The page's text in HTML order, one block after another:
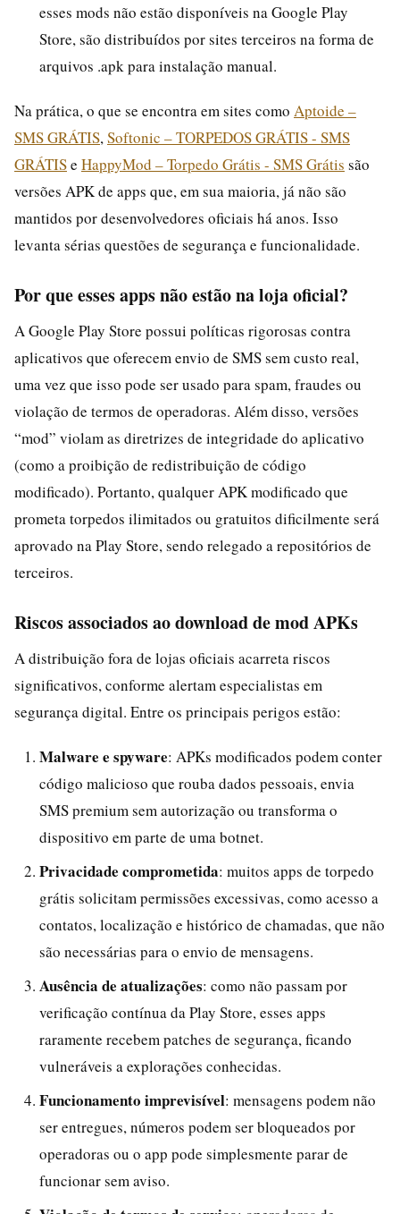
esses mods não estão disponíveis na Google Play
Store, são distribuídos por sites terceiros na forma de
arquivos .apk para instalação manual.
Na prática, o que se encontra em sites como Aptoide –
SMS GRÁTIS, Softonic – TORPEDOS GRÁTIS - SMS
GRÁTISe HappyMod – Torpedo Grátis - SMS Grátis são
versões APK de apps que, em sua maioria, já não são
mantidos por desenvolvedores oficiais há anos. Isso
levanta sérias questões de segurança e funcionalidade.
Por que esses apps não estão na loja oficial?
A Google Play Store possui políticas rigorosas contra
aplicativos que oferecem envio de SMS sem custo real,
uma vez que isso pode ser usado para spam, fraudes ou
violação de termos de operadoras. Além disso, versões
“mod” violam as diretrizes de integridade do aplicativo
(como a proibição de redistribuição de código
modificado). Portanto, qualquer APK modificado que
prometa torpedos ilimitados ou gratuitos dificilmente será
aprovado na Play Store, sendo relegado a repositórios de
terceiros.
Riscos associados ao download de mod APKs
A distribuição fora de lojas oficiais acarreta riscos
significativos, conforme alertam especialistas em
segurança digital. Entre os principais perigos estão:
Malware e spyware: APKs modificados podem conter
código malicioso que rouba dados pessoais, envia
SMS premium sem autorização ou transforma o
dispositivo em parte de uma botnet.
Privacidade comprometida: muitos apps de torpedo
grátis solicitam permissões excessivas, como acesso a
contatos, localização e histórico de chamadas, que não
são necessárias para o envio de mensagens.
Ausência de atualizações: como não passam por
verificação contínua da Play Store, esses apps
raramente recebem patches de segurança, ficando
vulneráveis a explorações conhecidas.
Funcionamento imprevisível: mensagens podem não
ser entregues, números podem ser bloqueados por
operadoras ou o app pode simplesmente parar de
funcionar sem aviso.